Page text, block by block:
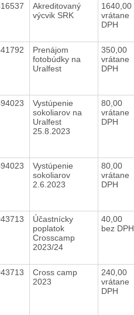
Akreditovaný
výcvik SRK
1640,00
vrátane
DPH
Prenájom
fotobúdky na
Uralfest
350,00
vrátane
DPH
Vystúpenie
sokoliarov na
Uralfest
25.8.2023
80,00
vrátane
DPH
Vystúpenie
sokoliarov
2.6.2023
80,00
vrátane
DPH
Účastnícky
poplatok
Crosscamp
2023/24
40,00
bez DPH
Cross camp
2023
240,00
vrátane
DPH